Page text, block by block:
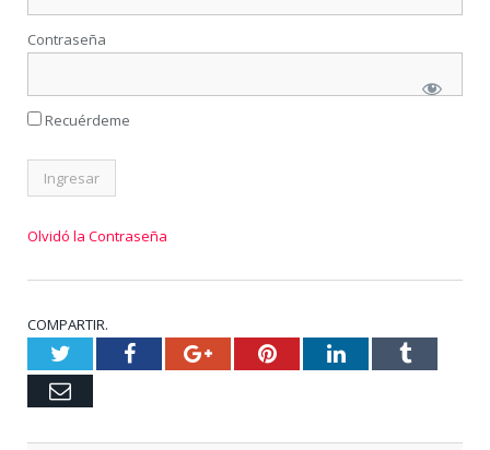
Contraseña
Recuérdeme
Olvidó la Contraseña
COMPARTIR.
TwitterFacebookGoogle+PinterestLinkedInTumblr
Email